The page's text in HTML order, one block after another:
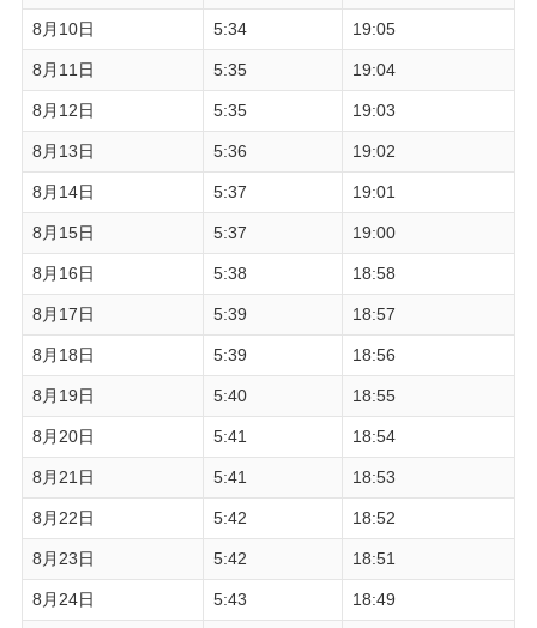
8月10日 5:34 19:05
8月11日 5:35 19:04
8月12日 5:35 19:03
8月13日 5:36 19:02
8月14日 5:37 19:01
8月15日 5:37 19:00
8月16日 5:38 18:58
8月17日 5:39 18:57
8月18日 5:39 18:56
8月19日 5:40 18:55
8月20日 5:41 18:54
8月21日 5:41 18:53
8月22日 5:42 18:52
8月23日 5:42 18:51
8月24日 5:43 18:49